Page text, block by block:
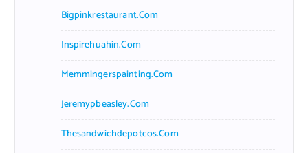
Bigpinkrestaurant.com
Inspirehuahin.com
Memmingerspainting.com
Jeremypbeasley.com
Thesandwichdepotcos.com